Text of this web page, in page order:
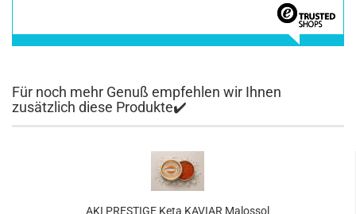
Für noch mehr Genuß empfehlen wir Ihnen
zusätzlich diese Produkte✔️
AKI PRESTIGE Keta KAVIAR Malossol